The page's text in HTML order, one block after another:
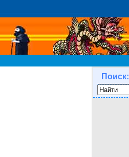
Поиск: